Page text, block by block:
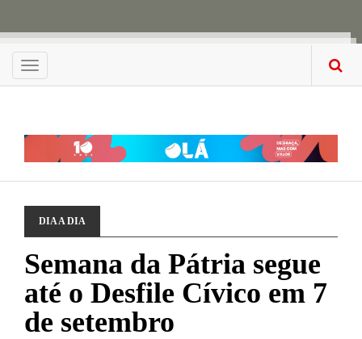
Menu
DIA A DIA
Semana da Pátria segue
até o Desfile Cívico em 7
de setembro